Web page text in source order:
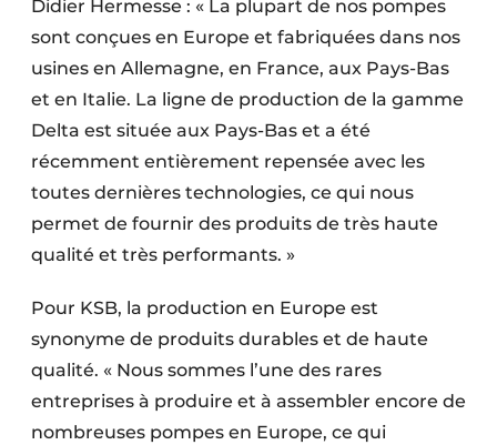
Didier Hermesse : « La plupart de nos pompes
sont conçues en Europe et fabriquées dans nos
usines en Allemagne, en France, aux Pays-Bas
et en Italie. La ligne de production de la gamme
Delta est située aux Pays-Bas et a été
récemment entièrement repensée avec les
toutes dernières technologies, ce qui nous
permet de fournir des produits de très haute
qualité et très performants. »
Pour KSB, la production en Europe est
synonyme de produits durables et de haute
qualité. « Nous sommes l’une des rares
entreprises à produire et à assembler encore de
nombreuses pompes en Europe, ce qui